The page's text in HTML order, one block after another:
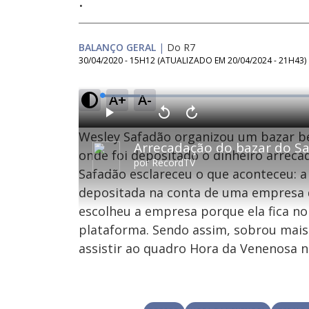
BALANÇO GERAL | Do R7
30/04/2020 - 15H12 (ATUALIZADO EM 20/04/2024 - 21H43)
A+ A-
porRecordTV
P
l
a
y
V
o
l
t
a
r
1
0
s
u
d
o
s
A
v
a
n
ç
a
r
1
0
e
g
n
L
o
d
e
d
.
2
%
Wesley Safadão organizou um bazar
onde foi depositado o dinheiro
Safadão esclareceu o que aconteceu:
depositada na conta de uma
escolheu a empresa porque ela fica
plataforma. Sendo assim, sobrou
assistir ao quadro Hora da Venenosa